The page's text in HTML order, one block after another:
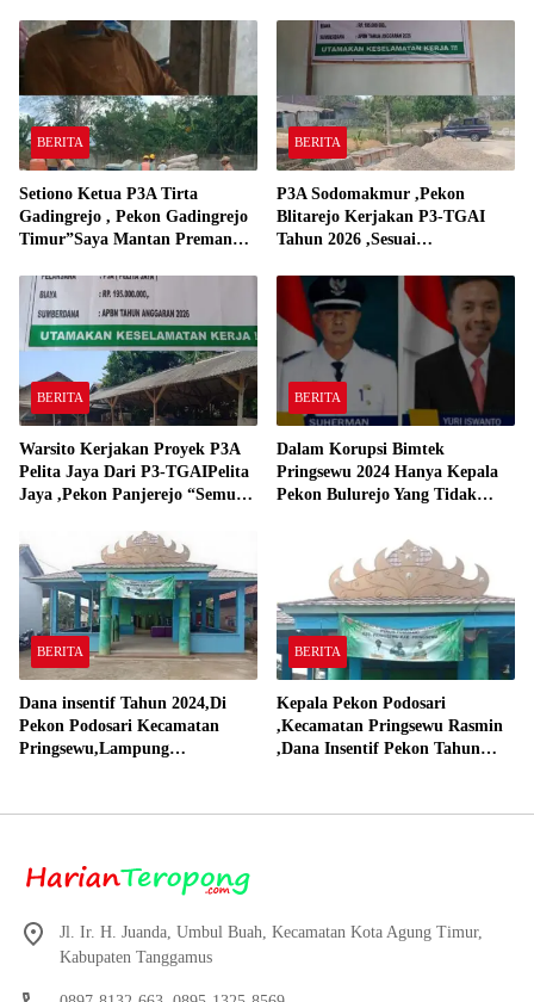
BERITA
Setiono Ketua P3A Tirta
Gadingrejo , Pekon Gadingrejo
Timur”Saya Mantan Preman
Gadingrejo Tahun 2000″
BERITA
P3A Sodomakmur ,Pekon
Blitarejo Kerjakan P3-TGAI
Tahun 2026 ,Sesuai
BERITA
Warsito Kerjakan Proyek P3A
Pelita Jaya Dari P3-TGAIPelita
Jaya ,Pekon Panjerejo “Semua
BERITA
Dalam Korupsi Bimtek
Pringsewu 2024 Hanya Kepala
Pekon Bulurejo Yang Tidak
BERITA
Dana insentif Tahun 2024,Di
Pekon Podosari Kecamatan
Pringsewu,Lampung
BERITA
Kepala Pekon Podosari
,Kecamatan Pringsewu Rasmin
,Dana Insentif Pekon Tahun
Jl. Ir. H. Juanda, Umbul Buah, Kecamatan Kota Agung Timur,
Kabupaten Tanggamus